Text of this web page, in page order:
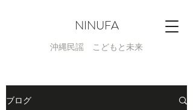
NINUFA
​沖縄民謡 こどもと未来
ブログ